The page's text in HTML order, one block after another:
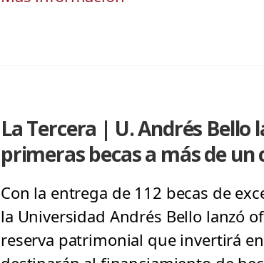
La Tercera | U. Andrés
primeras becas a más de
Con la entrega de 112 becas de
la Universidad Andrés Bello lanzó
reserva patrimonial que invertirá